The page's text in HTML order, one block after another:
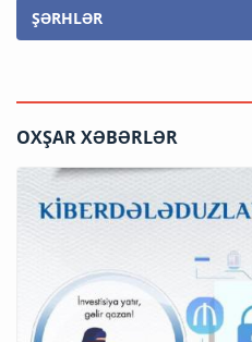
ŞƏRHLƏR
OXŞAR XƏBƏRLƏR